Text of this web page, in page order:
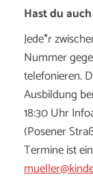
Hast du
Jede*r
Nummer
telefonieren.
Ausbildung
18:30 Uhr
(Posener
Termine ist